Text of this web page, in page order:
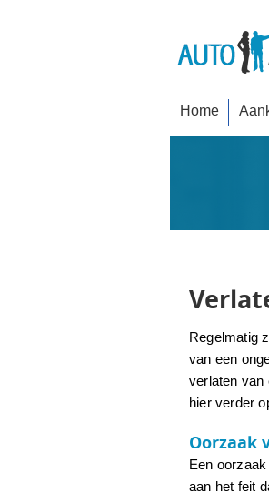
Home
Regelmatig
van een
verlaten van
hier verder
Oorzaak
Een
aan het feit